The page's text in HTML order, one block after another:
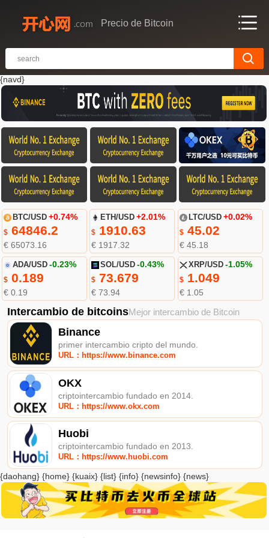
Precio de Bitcoin
{navd}
BTC/USD +0.74%
$64846.2
€ 65073.16
ETH/USD +2.01%
$ 1910.63
€ 1917.32
LTC/USD +0.02%
$45.02
€ 45.18
ADA/USD -0.23%
$0.189
€ 0.19
SOL/USD -0.43%
$ 73.679
€ 73.94
XRP/USD -1.05%
$1.049
€ 1.05
Intercambio de bitcoinsMejor intercambio de Bitcoin
Binance
primer intercambio cripto del mundo.
URL：https://www.binance.com
OKX
criptointercambio fundado en 2014.
URL：https://www.okx.com
Huobi
criptointercambio fundado en 2013.
URL：https://www.huobi.com
{daohang} {home} {kuaix} {list} {info} {newsinfo} {news}